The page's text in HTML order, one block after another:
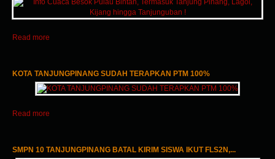
Read more
KOTA TANJUNGPINANG SUDAH TERAPKAN PTM 100%
Read more
SMPN 10 TANJUNGPINANG BATAL KIRIM SISWA IKUT FLS2N,...